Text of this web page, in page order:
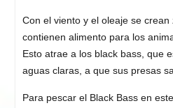
Con el viento y el oleaje se
contienen alimento para los
Esto atrae a los black bass, que
aguas claras, a que sus presas
Para pescar el Black Bass en